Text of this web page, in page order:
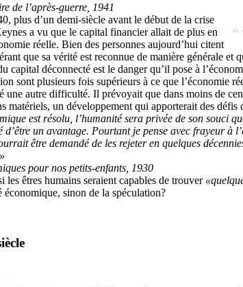
de l’après-guerre, 1941
plus d’un demi-siècle avant le début de la crise
a vu que le capital financier allait de plus en
réelle. Bien des personnes aujourd’hui citent
que sa vérité est reconnue de manière générale et
capital déconnecté est le danger qu’il pose à
sont plusieurs fois supérieurs à ce que l’économie
une autre difficulté. Il prévoyait que dans moins de
matériels, un développement qui apporterait des défis
est résolu, l’humanité sera privée de son souci
d’être un avantage. Pourtant je pense avec frayeur à
être demandé de les rejeter en quelques
pour nos petits-enfants, 1930
les êtres humains seraient capables de trouver
sinon de la spéculation?